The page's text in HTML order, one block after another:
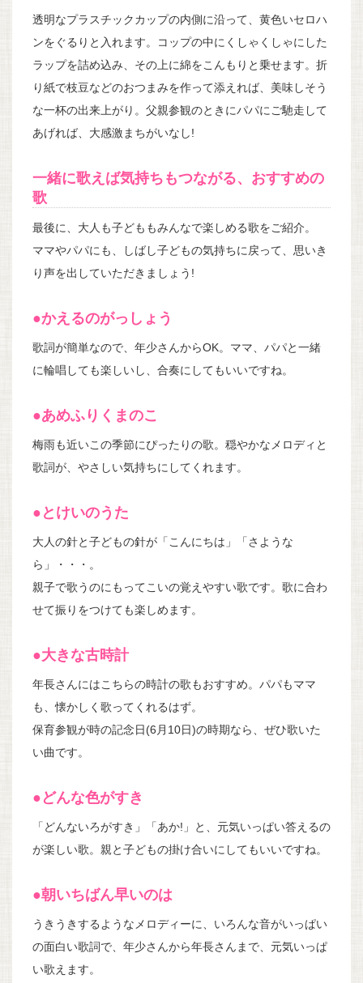
透明なプラスチックカップの内側に沿って、黄色いセロハ
ンをぐるりと入れます。コップの中にくしゃくしゃにした
ラップを詰め込み、その上に綿をこんもりと乗せます。折
り紙で枝豆などのおつまみを作って添えれば、美味しそう
な一杯の出来上がり。父親参観のときにパパにご馳走して
あげれば、大感激まちがいなし!
一緒に歌えば気持ちもつながる、おすすめの
歌
最後に、大人も子どももみんなで楽しめる歌をご紹介。
ママやパパにも、しばし子どもの気持ちに戻って、思いき
り声を出していただきましょう!
●かえるのがっしょう
歌詞が簡単なので、年少さんからOK。ママ、パパと一緒
に輪唱しても楽しいし、合奏にしてもいいですね。
●あめふりくまのこ
梅雨も近いこの季節にぴったりの歌。穏やかなメロディと
歌詞が、やさしい気持ちにしてくれます。
●とけいのうた
大人の針と子どもの針が「こんにちは」「さような
ら」・・・。
親子で歌うのにもってこいの覚えやすい歌です。歌に合わ
せて振りをつけても楽しめます。
●大きな古時計
年長さんにはこちらの時計の歌もおすすめ。パパもママ
も、懐かしく歌ってくれるはず。
保育参観が時の記念日(6月10日)の時期なら、ぜひ歌いた
い曲です。
●どんな色がすき
「どんないろがすき」「あか!」と、元気いっぱい答えるの
が楽しい歌。親と子どもの掛け合いにしてもいいですね。
●朝いちばん早いのは
うきうきするようなメロディーに、いろんな音がいっぱい
の面白い歌詞で、年少さんから年長さんまで、元気いっぱ
い歌えます。